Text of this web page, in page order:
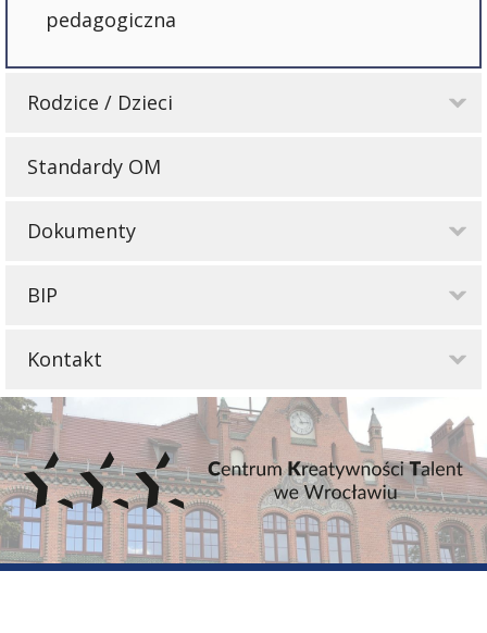
pedagogiczna
Rodzice / Dzieci
Standardy OM
Dokumenty
BIP
Kontakt